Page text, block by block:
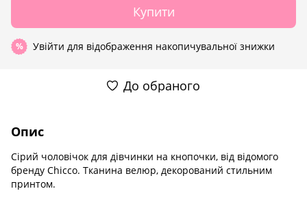
Купити
% Увійти для відображення накопичувальної знижки
До обраного
Опис
Сірий чоловічок для дівчинки на кнопочки, від відомого
бренду Chicco. Тканина велюр, декорований стильним
принтом.